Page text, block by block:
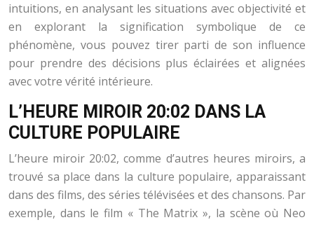
intuitions, en analysant les situations avec objectivité et
en explorant la signification symbolique de ce
phénomène, vous pouvez tirer parti de son influence
pour prendre des décisions plus éclairées et alignées
avec votre vérité intérieure.
L’HEURE MIROIR 20:02 DANS LA
CULTURE POPULAIRE
L’heure miroir 20:02, comme d’autres heures miroirs, a
trouvé sa place dans la culture populaire, apparaissant
dans des films, des séries télévisées et des chansons. Par
exemple, dans le film « The Matrix », la scène où Neo